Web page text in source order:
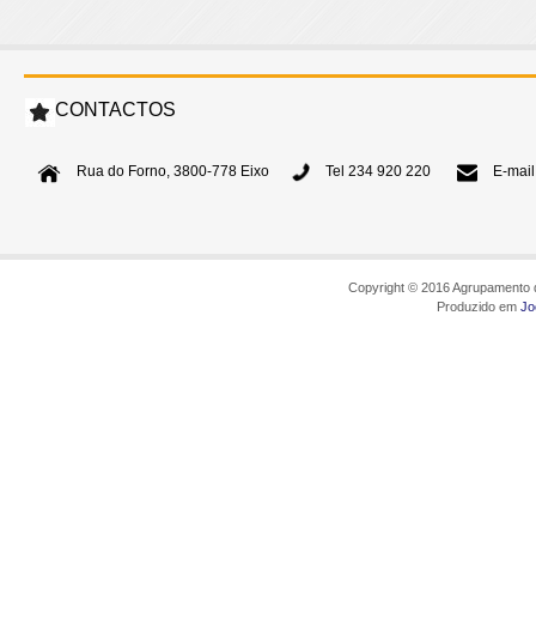
CONTACTOS
Rua do Forno, 3800-778 Eixo Tel 234 920 220 E-
Copyright © 2016
Produzido em